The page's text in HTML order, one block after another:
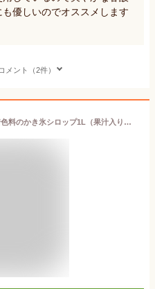
優しいのでオススメします
メント（2件）
かき氷 シロップ 無添加 天然着色料のかき氷シロップ1L（果汁入り・保存料不使用）業務用 桃 / マンゴー / 日向夏 / 苺 / メロン 果汁を30％以上使用 合成着色料や保存料不使用の自然派シロップ